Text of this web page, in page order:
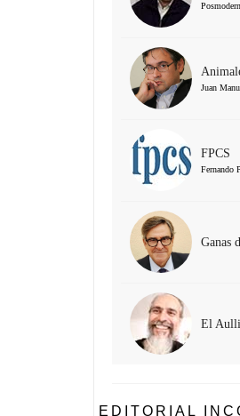
Juan
FPCS
Fernando
Ganas
El
EDITORIAL